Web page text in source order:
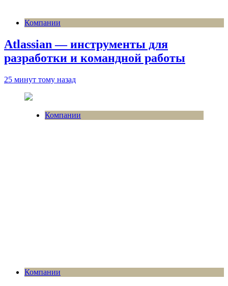
Компании
Atlassian — инструменты для
разработки и командной работы
25 минут тому назад
Компании
Компании